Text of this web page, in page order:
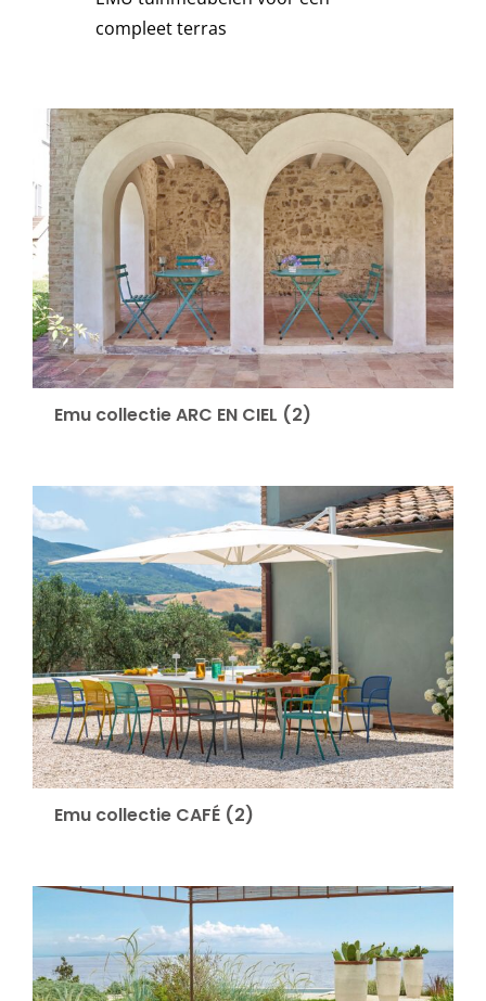
Tafels
Bijzettafels
Barset
Deck Chairs + voetbanken
Banken
Decoratie kussens
Buitenkleden
Tuinkussens
Beschermhoezen
Verlichting
Onderhoud
Accessoires en Kado
compleet terras
Emu collectie ARC EN CIEL (2)
Emu collectie CAFÉ (2)